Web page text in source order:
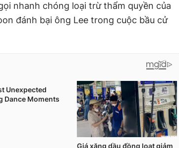
nhanh chóng loại trừ thẩm quyền của
đánh bại ông Lee trong cuộc bầu cử